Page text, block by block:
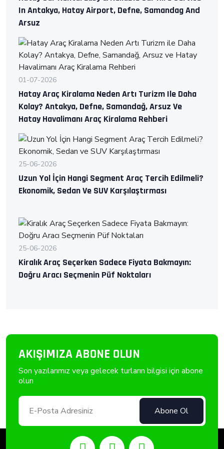
In Antakya, Hatay Airport, Defne, Samandag And
Arsuz
01-07-2026
Hatay Araç Kiralama Neden Artı Turizm Ile Daha
Kolay? Antakya, Defne, Samandağ, Arsuz Ve
Hatay Havalimanı Araç Kiralama Rehberi
25-06-2026
Uzun Yol İçin Hangi Segment Araç Tercih Edilmeli?
Ekonomik, Sedan Ve SUV Karşılaştırması
25-06-2026
Kiralık Araç Seçerken Sadece Fiyata Bakmayın:
Doğru Aracı Seçmenin Püf Noktaları
AKIŞIMIZA ABONE OLUN
Son yazılarımız veya gelecek turların bilgisi için abone
olun
Abone Ol